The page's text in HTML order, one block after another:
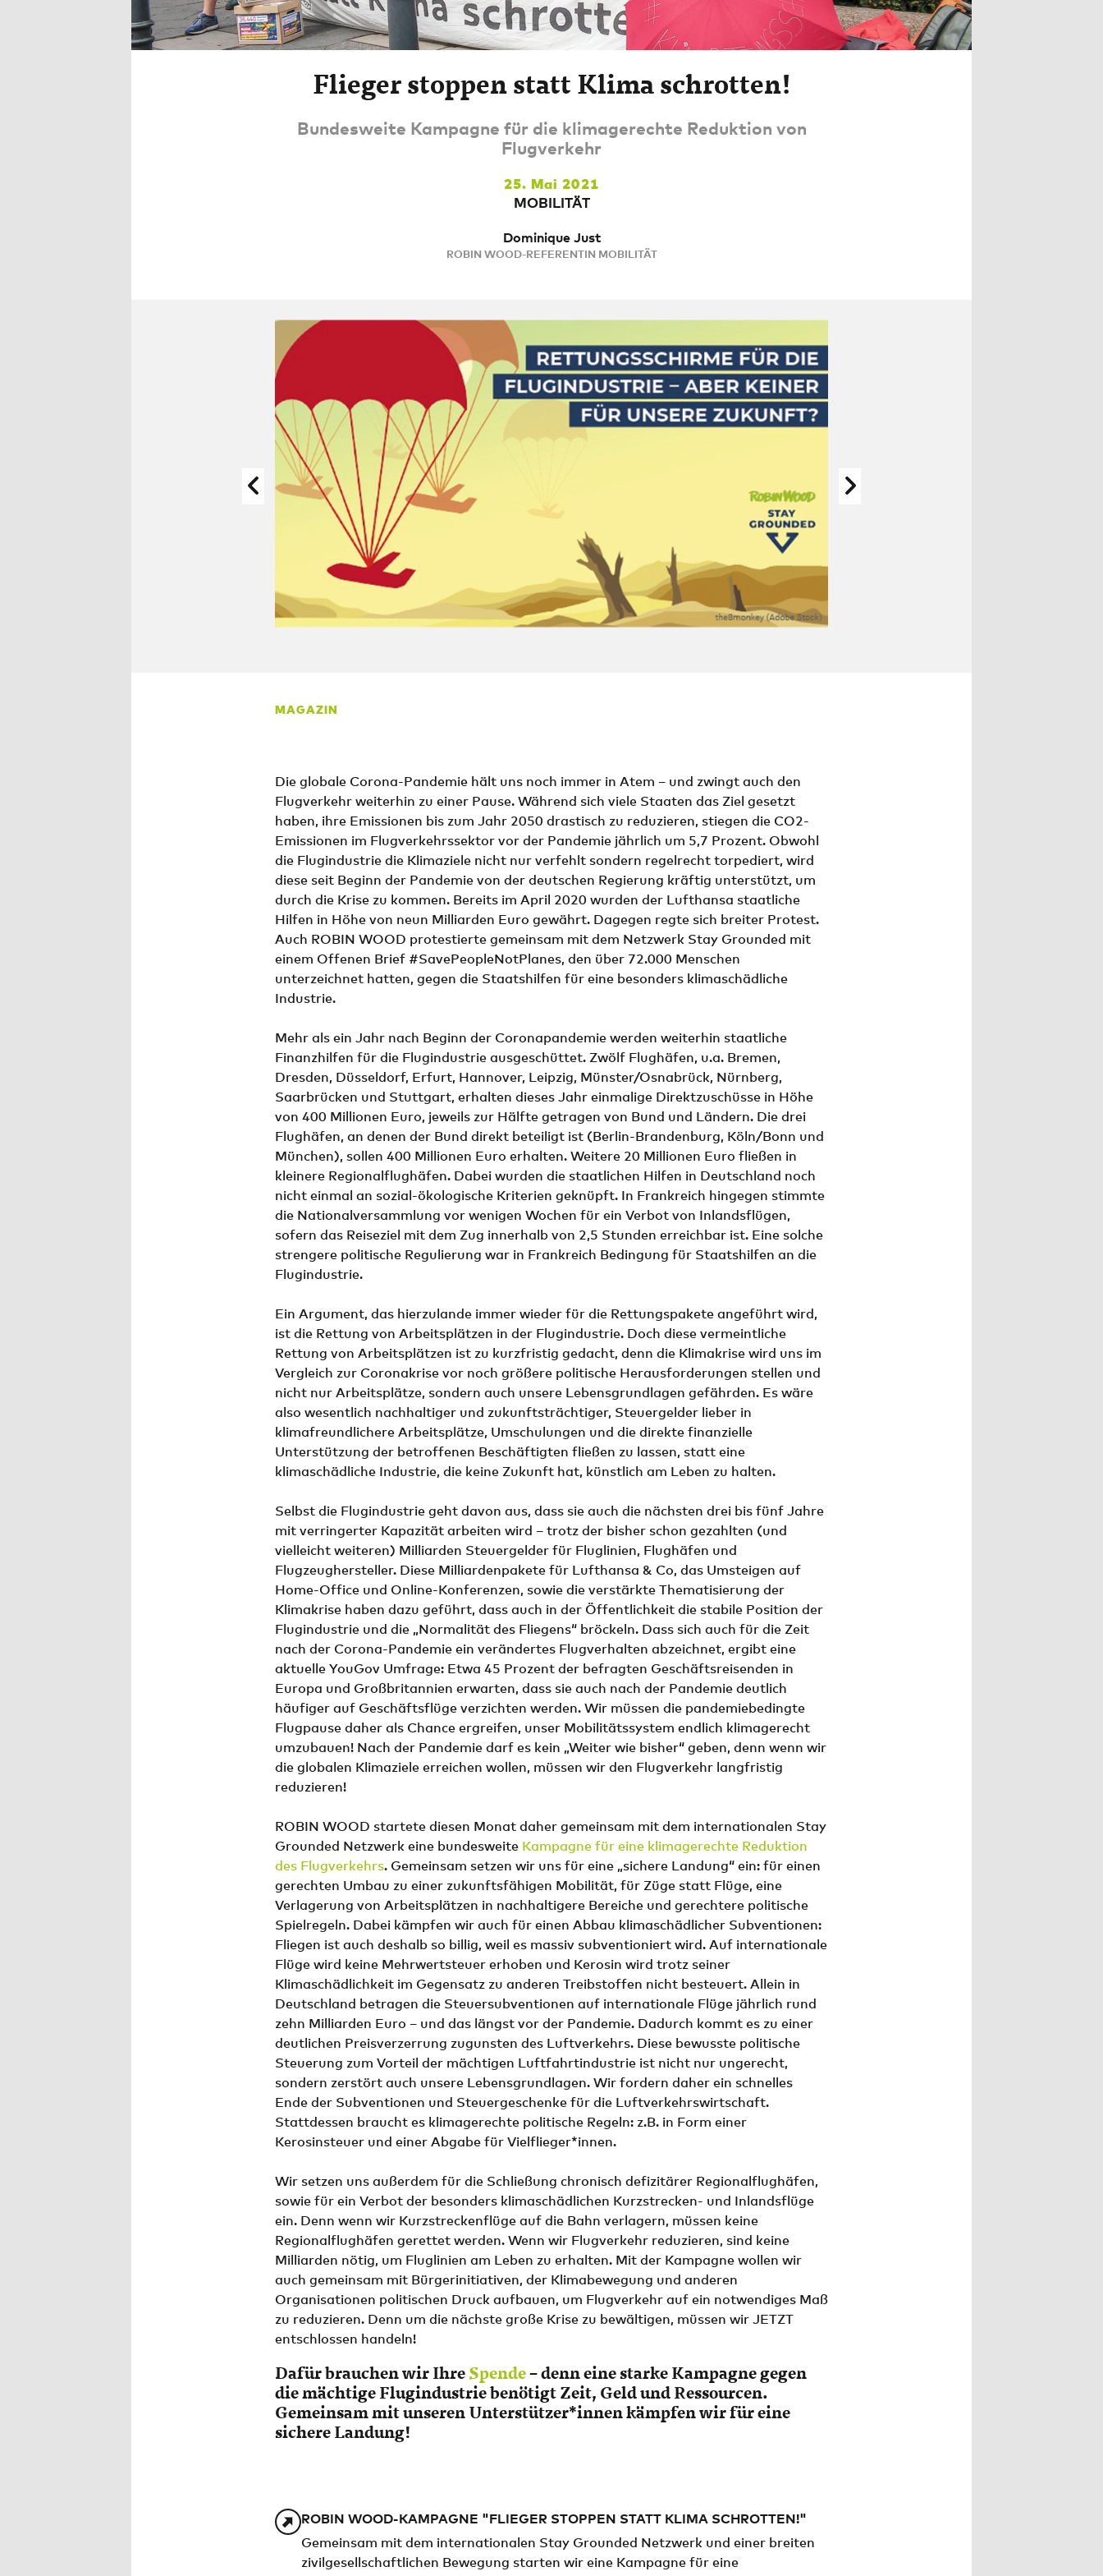
Flieger stoppen statt Klima schrotten!
Bundesweite Kampagne für die klimagerechte Reduktion von
Flugverkehr
25. Mai 2021
MOBILITÄT
Dominique Just
ROBIN WOOD-REFERENTIN MOBILITÄT
MAGAZIN
Die globale Corona-Pandemie hält uns noch immer in Atem – und zwingt auch den
Flugverkehr weiterhin zu einer Pause. Während sich viele Staaten das Ziel gesetzt
haben, ihre Emissionen bis zum Jahr 2050 drastisch zu reduzieren, stiegen die CO2-
Emissionen im Flugverkehrssektor vor der Pandemie jährlich um 5,7 Prozent. Obwohl
die Flugindustrie die Klimaziele nicht nur verfehlt sondern regelrecht torpediert, wird
diese seit Beginn der Pandemie von der deutschen Regierung kräftig unterstützt, um
durch die Krise zu kommen. Bereits im April 2020 wurden der Lufthansa staatliche
Hilfen in Höhe von neun Milliarden Euro gewährt. Dagegen regte sich breiter Protest.
Auch ROBIN WOOD protestierte gemeinsam mit dem Netzwerk Stay Grounded mit
einem Offenen Brief #SavePeopleNotPlanes, den über 72.000 Menschen
unterzeichnet hatten, gegen die Staatshilfen für eine besonders klimaschädliche
Industrie.
Mehr als ein Jahr nach Beginn der Coronapandemie werden weiterhin staatliche
Finanzhilfen für die Flugindustrie ausgeschüttet. Zwölf Flughäfen, u.a. Bremen,
Dresden, Düsseldorf, Erfurt, Hannover, Leipzig, Münster/Osnabrück, Nürnberg,
Saarbrücken und Stuttgart, erhalten dieses Jahr einmalige Direktzuschüsse in Höhe
von 400 Millionen Euro, jeweils zur Hälfte getragen von Bund und Ländern. Die drei
Flughäfen, an denen der Bund direkt beteiligt ist (Berlin-Brandenburg, Köln/Bonn und
München), sollen 400 Millionen Euro erhalten. Weitere 20 Millionen Euro fließen in
kleinere Regionalflughäfen. Dabei wurden die staatlichen Hilfen in Deutschland noch
nicht einmal an sozial-ökologische Kriterien geknüpft. In Frankreich hingegen stimmte
die Nationalversammlung vor wenigen Wochen für ein Verbot von Inlandsflügen,
sofern das Reiseziel mit dem Zug innerhalb von 2,5 Stunden erreichbar ist. Eine solche
strengere politische Regulierung war in Frankreich Bedingung für Staatshilfen an die
Flugindustrie.
Ein Argument, das hierzulande immer wieder für die Rettungspakete angeführt wird,
ist die Rettung von Arbeitsplätzen in der Flugindustrie. Doch diese vermeintliche
Rettung von Arbeitsplätzen ist zu kurzfristig gedacht, denn die Klimakrise wird uns im
Vergleich zur Coronakrise vor noch größere politische Herausforderungen stellen und
nicht nur Arbeitsplätze, sondern auch unsere Lebensgrundlagen gefährden. Es wäre
also wesentlich nachhaltiger und zukunftsträchtiger, Steuergelder lieber in
klimafreundlichere Arbeitsplätze, Umschulungen und die direkte finanzielle
Unterstützung der betroffenen Beschäftigten fließen zu lassen, statt eine
klimaschädliche Industrie, die keine Zukunft hat, künstlich am Leben zu halten.
Selbst die Flugindustrie geht davon aus, dass sie auch die nächsten drei bis fünf Jahre
mit verringerter Kapazität arbeiten wird – trotz der bisher schon gezahlten (und
vielleicht weiteren) Milliarden Steuergelder für Fluglinien, Flughäfen und
Flugzeughersteller. Diese Milliardenpakete für Lufthansa & Co, das Umsteigen auf
Home-Office und Online-Konferenzen, sowie die verstärkte Thematisierung der
Klimakrise haben dazu geführt, dass auch in der Öffentlichkeit die stabile Position der
Flugindustrie und die „Normalität des Fliegens“ bröckeln. Dass sich auch für die Zeit
nach der Corona-Pandemie ein verändertes Flugverhalten abzeichnet, ergibt eine
aktuelle YouGov Umfrage: Etwa 45 Prozent der befragten Geschäftsreisenden in
Europa und Großbritannien erwarten, dass sie auch nach der Pandemie deutlich
häufiger auf Geschäftsflüge verzichten werden. Wir müssen die pandemiebedingte
Flugpause daher als Chance ergreifen, unser Mobilitätssystem endlich klimagerecht
umzubauen! Nach der Pandemie darf es kein „Weiter wie bisher“ geben, denn wenn wir
die globalen Klimaziele erreichen wollen, müssen wir den Flugverkehr langfristig
reduzieren!
ROBIN WOOD startete diesen Monat daher gemeinsam mit dem internationalen Stay
Grounded Netzwerk eine bundesweite Kampagne für eine klimagerechte Reduktion
des Flugverkehrs. Gemeinsam setzen wir uns für eine „sichere Landung“ ein: für einen
gerechten Umbau zu einer zukunftsfähigen Mobilität, für Züge statt Flüge, eine
Verlagerung von Arbeitsplätzen in nachhaltigere Bereiche und gerechtere politische
Spielregeln. Dabei kämpfen wir auch für einen Abbau klimaschädlicher Subventionen:
Fliegen ist auch deshalb so billig, weil es massiv subventioniert wird. Auf internationale
Flüge wird keine Mehrwertsteuer erhoben und Kerosin wird trotz seiner
Klimaschädlichkeit im Gegensatz zu anderen Treibstoffen nicht besteuert. Allein in
Deutschland betragen die Steuersubventionen auf internationale Flüge jährlich rund
zehn Milliarden Euro – und das längst vor der Pandemie. Dadurch kommt es zu einer
deutlichen Preisverzerrung zugunsten des Luftverkehrs. Diese bewusste politische
Steuerung zum Vorteil der mächtigen Luftfahrtindustrie ist nicht nur ungerecht,
sondern zerstört auch unsere Lebensgrundlagen. Wir fordern daher ein schnelles
Ende der Subventionen und Steuergeschenke für die Luftverkehrswirtschaft.
Stattdessen braucht es klimagerechte politische Regeln: z.B. in Form einer
Kerosinsteuer und einer Abgabe für Vielflieger*innen.
Wir setzen uns außerdem für die Schließung chronisch defizitärer Regionalflughäfen,
sowie für ein Verbot der besonders klimaschädlichen Kurzstrecken- und Inlandsflüge
ein. Denn wenn wir Kurzstreckenflüge auf die Bahn verlagern, müssen keine
Regionalflughäfen gerettet werden. Wenn wir Flugverkehr reduzieren, sind keine
Milliarden nötig, um Fluglinien am Leben zu erhalten. Mit der Kampagne wollen wir
auch gemeinsam mit Bürgerinitiativen, der Klimabewegung und anderen
Organisationen politischen Druck aufbauen, um Flugverkehr auf ein notwendiges Maß
zu reduzieren. Denn um die nächste große Krise zu bewältigen, müssen wir JETZT
entschlossen handeln!
Dafür brauchen wir IhreSpende– denn eine starke Kampagne gegen
die mächtige Flugindustrie benötigt Zeit, Geld und Ressourcen.
Gemeinsam mit unseren Unterstützer*innen kämpfen wir für eine
sichere Landung!
ROBIN WOOD-KAMPAGNE "FLIEGER STOPPEN STATT KLIMA SCHROTTEN!"
Gemeinsam mit dem internationalen Stay Grounded Netzwerk und einer breiten
zivilgesellschaftlichen Bewegung starten wir eine Kampagne für eine